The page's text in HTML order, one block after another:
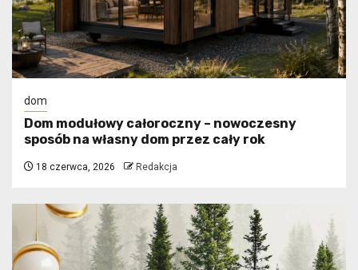
dom
Dom modułowy całoroczny – nowoczesny
sposób na własny dom przez cały rok
18 czerwca, 2026 Redakcja